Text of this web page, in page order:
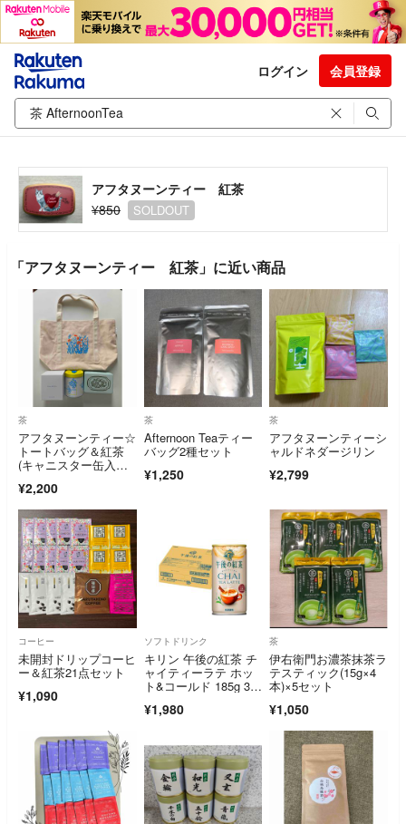
ログイン 会員登録
アフタヌーンティー 紅茶
¥850
SOLDOUT
「アフタヌーンティー 紅茶」に近い商品
茶
アフタヌーンティー☆
トートバッグ＆紅茶
(キャニスター缶入り)
¥2,200
茶
Afternoon Teaティー
バッグ2種セット
¥1,250
茶
アフタヌーンティーシ
ャルドネダージリン
¥2,799
コーヒー
未開封ドリップコーヒ
ー＆紅茶21点セット
¥1,090
ソフトドリンク
キリン 午後の紅茶 チ
ャイティーラテ ホッ
ト&コールド 185g 30
¥1,980
茶
伊右衛門お濃茶抹茶ラ
テスティック(15g×4
本)×5セット
¥1,050